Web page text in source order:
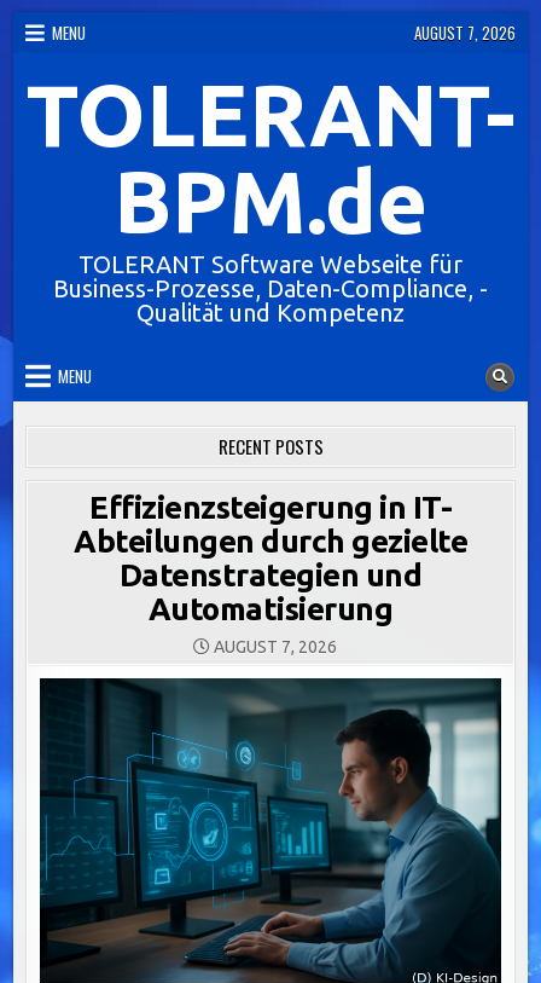
Skip
content
MENU AUGUST 7, 2026
TOLERANT-
BPM.de
TOLERANT Software Webseite für
Business-Prozesse, Daten-Compliance, -
Qualität und Kompetenz
MENU
RECENT POSTS
Effizienzsteigerung in IT-
Abteilungen durch gezielte
Datenstrategien und
Automatisierung
AUGUST 7, 2026